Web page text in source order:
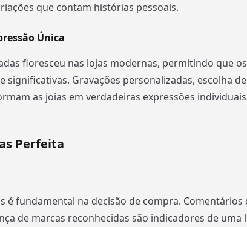
que contam histórias pessoais.
Única
floresceu nas lojas modernas, permitindo que os
significativas. Gravações personalizadas, escolha de
as joias em verdadeiras expressões
Perfeita
é fundamental na decisão de compra. Comentários
de marcas reconhecidas são indicadores de uma